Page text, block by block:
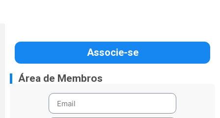
Associe-se
Área de Membros